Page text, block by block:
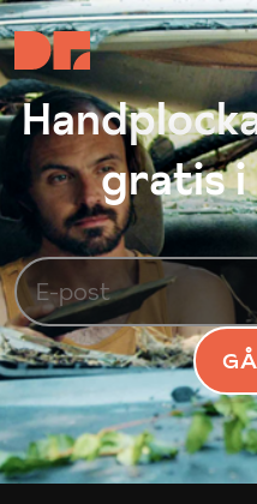
gratis i